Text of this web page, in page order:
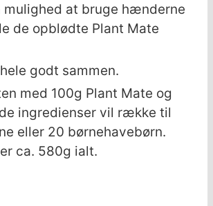
mulighed at bruge hænderne
de opblødte Plant Mate
godt sammen.
med 100g Plant Mate og
ingredienser vil række til
eller 20 børnehavebørn.
ca. 580g ialt.